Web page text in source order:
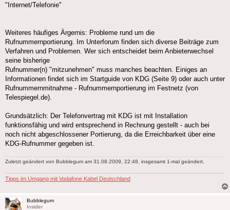
"Internet/Telefonie"
Weiteres häufiges Ärgernis: Probleme rund um die
Rufnummernportierung. Im Unterforum finden sich diverse Beiträge zum
Verfahren und Problemen. Wer sich entscheidet beim Anbieterwechsel
seine bisherige
Rufnummer(n) "mitzunehmen" muss manches beachten. Einiges an
Informationen findet sich im Startguide von KDG (Seite 9) oder auch unter
Rufnummernmitnahme - Rufnummernportierung im Festnetz (von
Telespiegel.de).
Grundsätzlich: Der Telefonvertrag mit KDG ist mit Installation
funktionsfähig und wird entsprechend in Rechnung gestellt - auch bei
noch nicht abgeschlossener Portierung, da die Erreichbarkeit über eine
KDG-Rufnummer gegeben ist.
Zuletzt geändert von Bubblegum am 31.08.2009, 22:48, insgesamt 1-mal geändert.
Tipps im Umgang mit Vodafone Kabel Deutschland
Bubblegum
Insider